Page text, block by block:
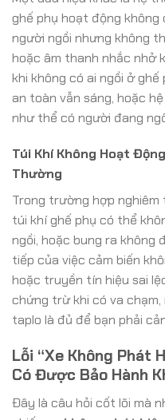
ghế phụ hoạt động không
người ngồi nhưng không
hoặc âm thanh nhắc nhở
khi không có ai ngồi ở
an toàn vẫn sáng, hoặc
như thể có người đang
Túi Khí Không Hoạt
Thường
Trong trường hợp nghiêm
túi khí ghế phụ có thể
ngồi, hoặc bung ra không
tiếp của việc cảm biến
hoặc truyền tín hiệu sai
chứng trừ khi có va
taplo là đủ để bạn phải
Lỗi “Xe Không Phát
Có Được Bảo Hành
Đây là câu hỏi cốt lõi mà